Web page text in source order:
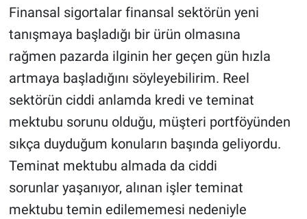
Finansal sigortalar finansal sektörün yeni
tanışmaya başladığı bir ürün olmasına
rağmen pazarda ilginin her geçen gün hızla
artmaya başladığını söyleyebilirim. Reel
sektörün ciddi anlamda kredi ve teminat
mektubu sorunu olduğu, müşteri portföyünden
sıkça duyduğum konuların başında geliyordu.
Teminat mektubu almada da ciddi
sorunlar yaşanıyor, alınan işler teminat
mektubu temin edilememesi nedeniyle